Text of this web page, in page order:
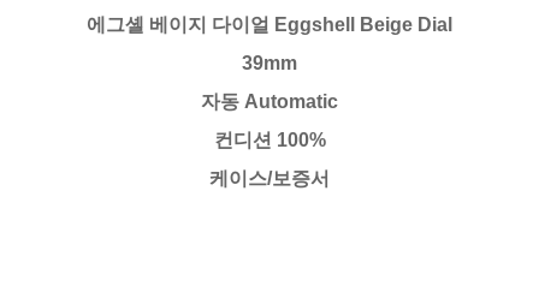
에그셸 베이지 다이얼 Eggshell Beige Dial
39mm
자동 Automatic
컨디션 100%
케이스/보증서